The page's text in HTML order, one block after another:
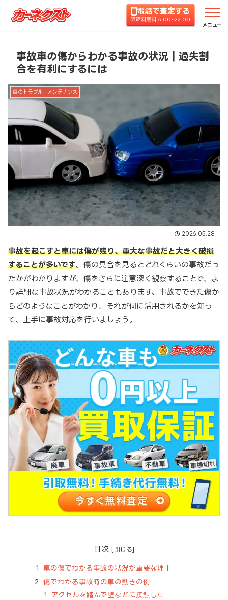
電話で査定する
通話料無料 8:00~22:00
メニュー
ホーム コラムTOP 車のトラブル・メンテナンス
事故車の傷からわかる事故の状況｜過失割
合を有利にするには
車のトラブル・メンテナンス
2026.05.28
事故を起こすと車には傷が残り、重大な事故だと大きく破損
することが多いです。傷の具合を見るとどれくらいの事故だっ
たかがわかりますが、傷をさらに注意深く観察することで、よ
り詳細な事故状況がわかることもあります。事故でできた傷か
らどのようなことがわかり、それが何に活用されるかを知っ
て、上手に事故対応を行いましょう。
目次
車の傷でわかる事故の状況が重要な理由
傷でわかる事故時の車の動きの例
アクセルを踏んで壁などに接触した